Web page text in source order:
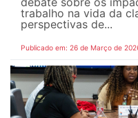
trabalho na vida da
perspectivas de...
Publicado em: 26 de Março de